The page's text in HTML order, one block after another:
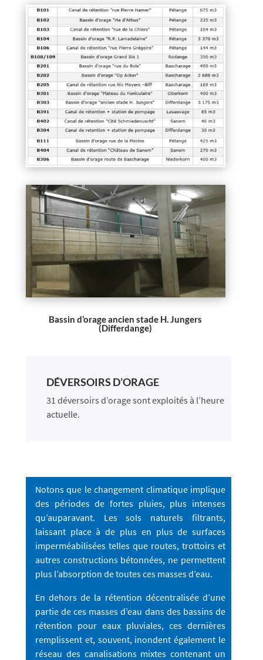
Bassin d’orage ancien stade H. Jungers
(Differdange)
DÉVERSOIRS D’ORAGE
31 déversoirs d’orage sont exploités à l’heure
actuelle.
Notons que le changement climatique implique
des périodes de fortes pluies, plus intenses
qu’auparavant. Les sols naturels filtrants,
laissant place à de plus en plus de surfaces
imperméabilisées telles que routes, trottoirs et
autres constructions bétonnées, ne permettent
plus l’absorption de toutes ces masses d’eau.
En dehors de la rétention décentralisée d’une
partie de ces masses d’eau dans des bassins de
rétention pour eaux pluviales, ces dernières
remplissent et, souvent, inondent également le
réseau des canalisations mixtes contenant un